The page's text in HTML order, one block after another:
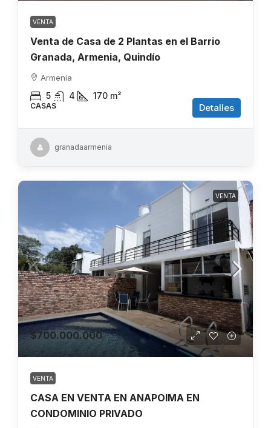
VENTA
Venta de Casa de 2 Plantas en el Barrio
Granada, Armenia, Quindío
Armenia
5 4 170 m²
CASAS Detalles
granadaarmenia
VENTA
$700.000.000
VENTA
CASA EN VENTA EN ANAPOIMA EN
CONDOMINIO PRIVADO